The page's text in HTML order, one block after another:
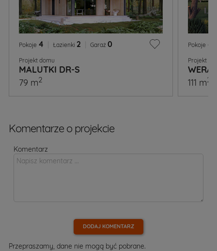
Pokoje 4 Łazienki 2 Garaż 0
Projekt domu
MALUTKI DR-S
79 m2
Pokoje 4
Projekt
111 m2
Komentarze o projekcie
Komentarz
DODAJ KOMENTARZ
Przepraszamy, dane nie mogą być pobrane.